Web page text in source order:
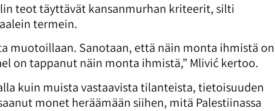
teot täyttävät kansanmurhan kriteerit, silti
termein.
muotoillaan. Sanotaan, että näin monta ihmistä on
on tappanut näin monta ihmistä,” Mlivić kertoo.
kuin muista vastaavista tilanteista, tietoisuuden
monet heräämään siihen, mitä Palestiinassa